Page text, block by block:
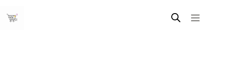
content